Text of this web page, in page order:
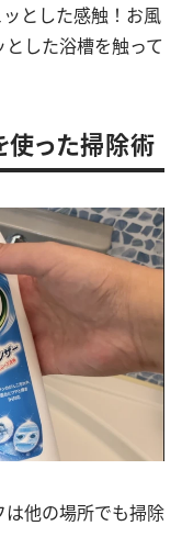
とした感触！お風
した浴槽を触って
使った掃除術
他の場所でも掃除